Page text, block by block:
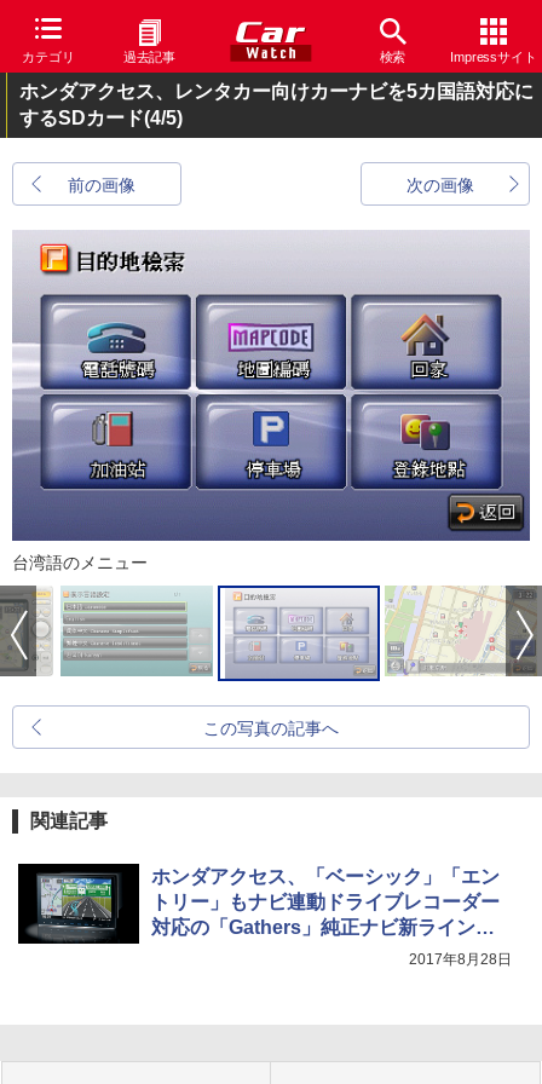
カテゴリ 過去記事 検索 Impressサイト
ホンダアクセス、レンタカー向けカーナビを5カ国語対応に
するSDカード(4/5)
前の画像 次の画像
台湾語のメニュー
この写真の記事へ
関連記事
ホンダアクセス、「ベーシック」「エン
トリー」もナビ連動ドライブレコーダー
対応の「Gathers」純正ナビ新ラインア
2017年8月28日